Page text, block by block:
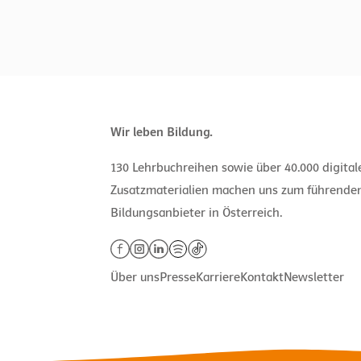
Wir leben Bildung.
130 Lehrbuchreihen sowie über 40.000
Zusatzmaterialien machen uns zum
Bildungsanbieter in Österreich.
Über unsPresseKarriereKontaktNewsletter